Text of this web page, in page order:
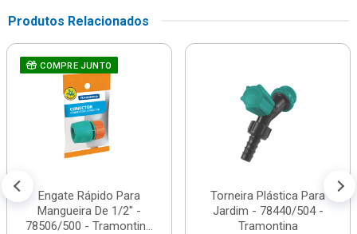
Produtos Relacionados
COMPRE JUNTO
Engate Rápido Para
Mangueira De 1/2" -
78506/500 - Tramontin...
Torneira Plástica Para
Jardim - 78440/504 -
Tramontina